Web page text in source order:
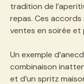
tradition de
repas. Ces
ventes en soirée et
Un exemple
combinaison
et d’un spritz